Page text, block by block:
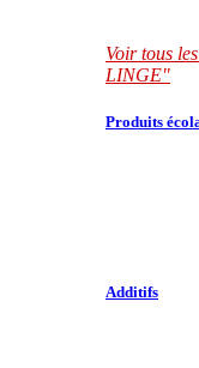
Voir tous
LINGE"
Produits
Additifs